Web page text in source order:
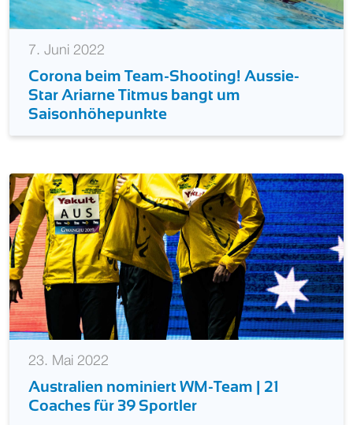
7. Juni 2022
Corona beim Team-Shooting! Aussie-
Star Ariarne Titmus bangt um
Saisonhöhepunkte
23. Mai 2022
Australien nominiert WM-Team | 21
Coaches für 39 Sportler